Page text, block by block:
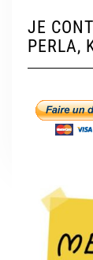
JE
PERLA,